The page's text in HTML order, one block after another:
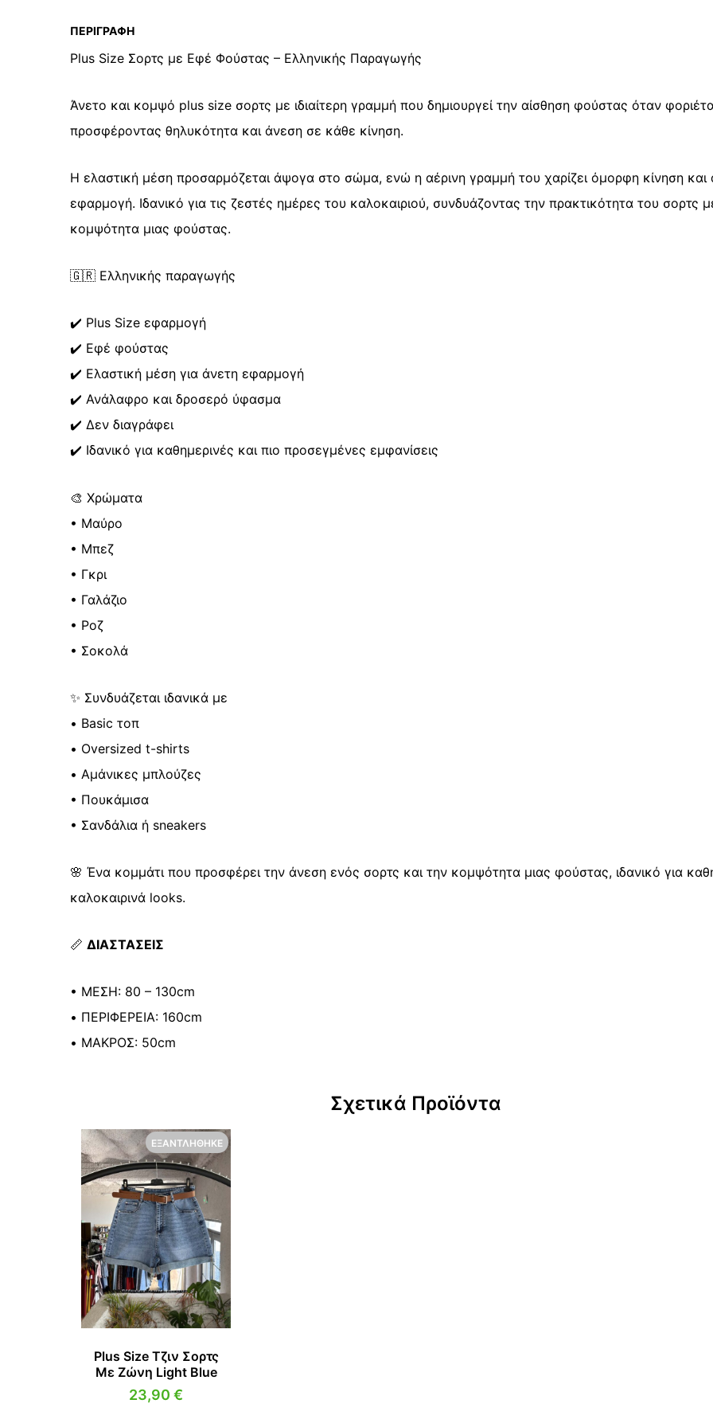
ΠΕΡΙΓΡΑΦΉ
Plus Size Σορτς με Εφέ Φούστας – Ελληνικής Παραγωγής
Άνετο και κομψό plus size σορτς με ιδιαίτερη γραμμή που δημιουργεί την αίσθηση φούστας όταν
προσφέροντας θηλυκότητα και άνεση σε κάθε κίνηση.
Η ελαστική μέση προσαρμόζεται άψογα στο σώμα, ενώ η αέρινη γραμμή του χαρίζει όμορφη κίνηση και
εφαρμογή. Ιδανικό για τις ζεστές ημέρες του καλοκαιριού, συνδυάζοντας την πρακτικότητα του σορτς
κομψότητα μιας φούστας.
🇬🇷 Ελληνικής παραγωγής
✔️ Plus Size εφαρμογή
✔️ Εφέ φούστας
✔️ Ελαστική μέση για άνετη εφαρμογή
✔️ Ανάλαφρο και δροσερό ύφασμα
✔️ Δεν διαγράφει
✔️ Ιδανικό για καθημερινές και πιο προσεγμένες εμφανίσεις
🎨 Χρώματα
• Μαύρο
• Μπεζ
• Γκρι
• Γαλάζιο
• Ροζ
• Σοκολά
✨ Συνδυάζεται ιδανικά με
• Basic τοπ
• Oversized t-shirts
• Αμάνικες μπλούζες
• Πουκάμισα
• Σανδάλια ή sneakers
🌸 Ένα κομμάτι που προσφέρει την άνεση ενός σορτς και την κομψότητα μιας φούστας, ιδανικό για
καλοκαιρινά looks.
📏 ΔΙΑΣΤΑΣΕΙΣ
• ΜΕΣΗ: 80 – 130cm
• ΠΕΡΙΦΕΡΕΙΑ: 160cm
• ΜΑΚΡΟΣ: 50cm
Σχετικά Προϊόντα
ΕΞΑΝΤΛΉΘΗΚΕ
Plus Size Τζιν Σορτς
Με Ζώνη Light Blue
23,90 €